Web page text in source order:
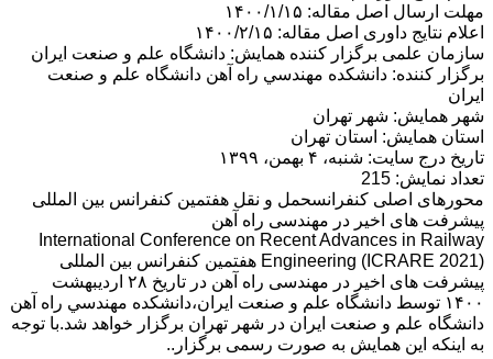
مهلت ارسال اصل مقاله: ۱۴۰۰/۱/۱۵
اعلام نتایج داوری اصل مقاله: ۱۴۰۰/۲/۱۵
سازمان علمی برگزار کننده همایش: دانشگاه علم و صنعت ایران
برگزار کننده: دانشكده مهندسي راه آهن دانشگاه علم و صنعت
ايران
شهر همایش: شهر تهران
استان همایش: استان تهران
تاریخ درج سایت: شنبه، ۴ بهمن، ۱۳۹۹
تعداد نمایش: 215
محورهای اصلی کنفرانسحمل و نقل هفتمین کنفرانس بین المللی
پیشرفت های اخیر در مهندسی راه آهن
International Conference on Recent Advances in Railway
Engineering (ICRARE 2021) هفتمین کنفرانس بین المللی
پیشرفت های اخیر در مهندسی راه آهن در تاریخ ۲۸ اردیبهشت
۱۴۰۰ توسط دانشگاه علم و صنعت ایران،دانشكده مهندسي راه آهن
دانشگاه علم و صنعت ايران در شهر تهران برگزار خواهد شد.با توجه
به اینکه این همایش به صورت رسمی برگزار..